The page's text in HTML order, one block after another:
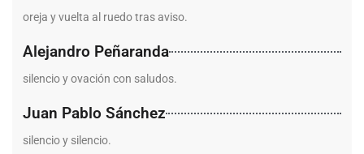
oreja y vuelta al ruedo tras aviso.
Alejandro Peñaranda
silencio y ovación con saludos.
Juan Pablo Sánchez
silencio y silencio.